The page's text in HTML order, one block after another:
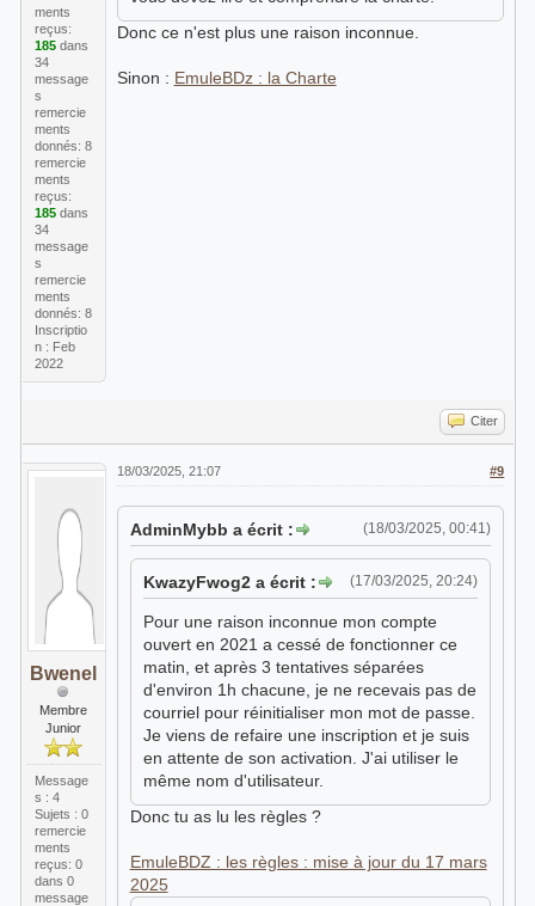
ments
reçus:
185dans
34
message
s
remercie
ments
donnés: 8
remercie
ments
reçus:
185dans
34
message
s
remercie
ments
donnés: 8
Inscriptio
n : Feb
2022
Donc ce n'est plus une raison inconnue.
Sinon : EmuleBDz : la Charte
Citer
Bwenel
Membre
Junior
Message
s : 4
Sujets : 0
remercie
ments
reçus: 0
dans 0
message
#9
18/03/2025, 21:07
(18/03/2025, 00:41)
AdminMybb a écrit :
(17/03/2025, 20:24)
KwazyFwog2 a écrit :
Pour une raison inconnue mon compte
ouvert en 2021 a cessé de fonctionner ce
matin, et après 3 tentatives séparées
d'environ 1h chacune, je ne recevais pas de
courriel pour réinitialiser mon mot de passe.
Je viens de refaire une inscription et je suis
en attente de son activation. J'ai utiliser le
même nom d'utilisateur.
Donc tu as lu les règles ?
EmuleBDZ : les règles : mise à jour du 17 mars
2025